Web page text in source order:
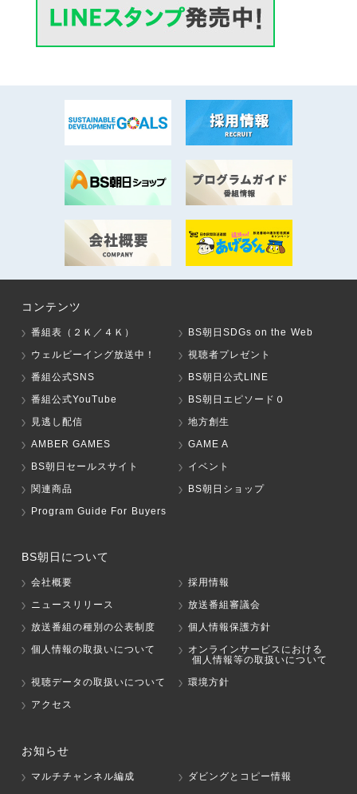
コンテンツ
番組表（２Ｋ／４Ｋ）
BS朝日SDGs on the Web
ウェルビーイング放送中！
視聴者プレゼント
番組公式SNS
BS朝日公式LINE
番組公式YouTube
BS朝日エピソード０
見逃し配信
地方創生
AMBER GAMES
GAME A
BS朝日セールスサイト
イベント
関連商品
BS朝日ショップ
Program Guide For Buyers
BS朝日について
会社概要
採用情報
ニュースリリース
放送番組審議会
放送番組の種別の公表制度
個人情報保護方針
個人情報の取扱いについて
オンラインサービスにおける
個人情報等の取扱いについて
視聴データの取扱いについて
環境方針
アクセス
お知らせ
マルチチャンネル編成
ダビングとコピー情報